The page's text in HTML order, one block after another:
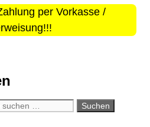
per Vorkasse /
Suchen